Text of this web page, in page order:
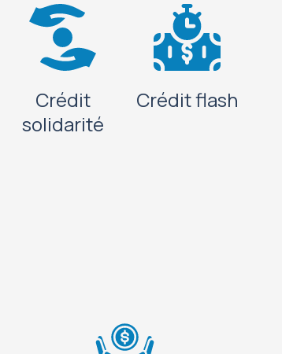
Crédit
solidarité
Crédit flash